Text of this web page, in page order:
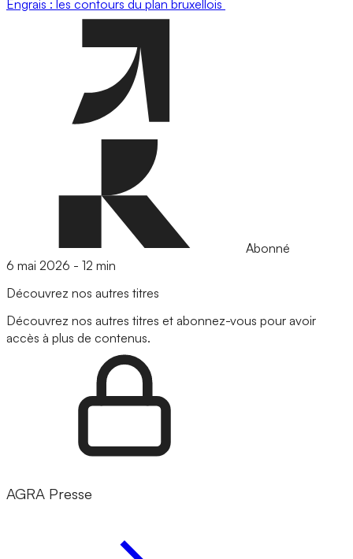
Engrais : les contours du plan bruxellois
Abonné
6 mai 2026 - 12 min
Découvrez nos autres titres
Découvrez nos autres titres et abonnez-vous pour avoir
accès à plus de contenus.
AGRA Presse